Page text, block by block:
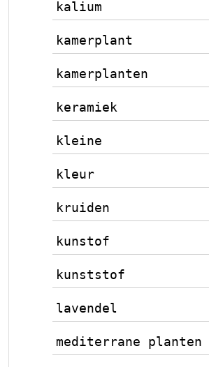
kalium
kamerplant
kamerplanten
keramiek
kleine
kleur
kruiden
kunstof
kunststof
lavendel
mediterrane planten